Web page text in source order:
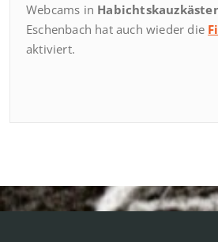
Webcams in
Eschenbach hat auch wieder die
aktiviert.